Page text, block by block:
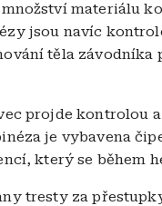
materiálu
jsou navíc
těla závodníka
projde kontrolou
je vybavena
který se během
tresty za